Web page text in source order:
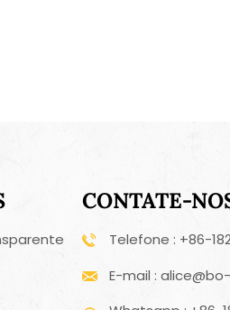
CONTATE-
Telefone : +86-
E-mail :